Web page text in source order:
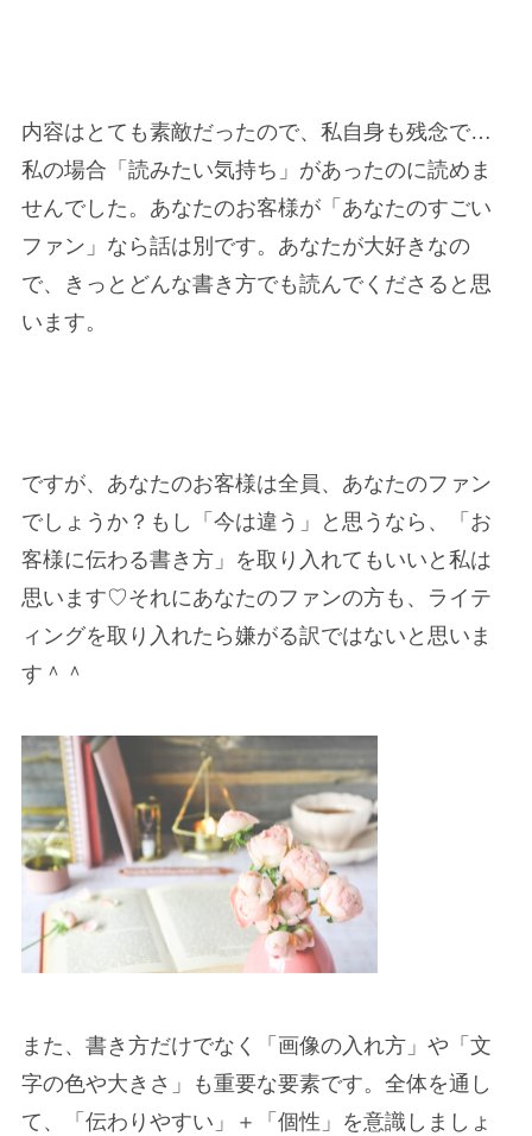
内容はとても素敵だったので、私自身も残念で…
私の場合「読みたい気持ち」があったのに読めま
せんでした。あなたのお客様が「あなたのすごい
ファン」なら話は別です。あなたが大好きなの
で、きっとどんな書き方でも読んでくださると思
います。
ですが、あなたのお客様は全員、あなたのファン
でしょうか？もし「今は違う」と思うなら、
「お
客様に伝わる書き方」 を取り入れてもいいと私は
思います♡それにあなたのファンの方も、ライテ
ィングを取り入れたら嫌がる訳ではないと思いま
す＾＾
また、書き方だけでなく「画像の入れ方」や「文
字の色や大きさ」も重要な要素です。 全体を通し
て、「伝わりやすい」＋「個性」 を意識しましょ